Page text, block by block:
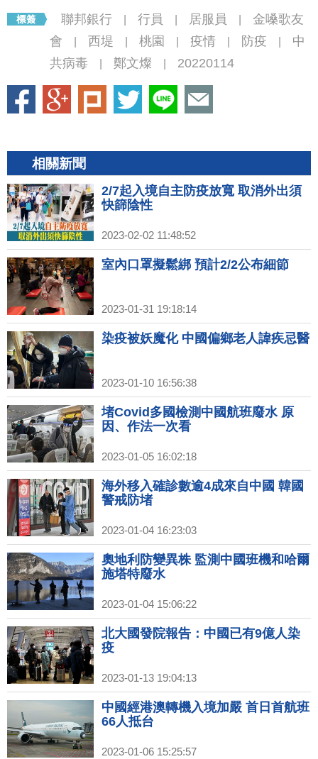
聯邦銀行 行員 居服員
金嗓歌友
會
西堤 桃園 疫情 防疫
中
共病毒
鄭文燦 20220114
相關新聞
2/7起入境自主防疫放寬 取消外出須
快篩陰性
2023-02-02 11:48:52
室內口罩擬鬆綁 預計2/2公布細節
2023-01-31 19:18:14
染疫被妖魔化 中國偏鄉老人諱疾忌醫
2023-01-10 16:56:38
堵Covid多國檢測中國航班廢水 原
因、作法一次看
2023-01-05 16:02:18
海外移入確診數逾4成來自中國 韓國
警戒防堵
2023-01-04 16:23:03
奧地利防變異株 監測中國班機和哈爾
施塔特廢水
2023-01-04 15:06:22
北大國發院報告：中國已有9億人染
疫
2023-01-13 19:04:13
中國經港澳轉機入境加嚴 首日首航班
66人抵台
2023-01-06 15:25:57